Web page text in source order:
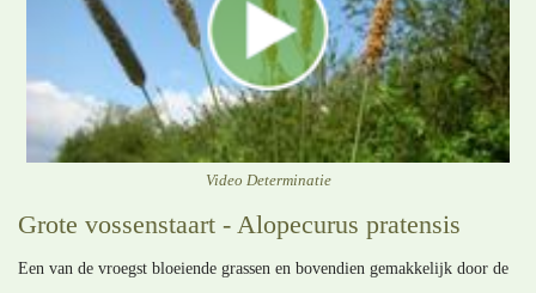
Video Determinatie
Grote vossenstaart - Alopecurus pratensis
Een van de vroegst bloeiende grassen en bovendien gemakkelijk door de